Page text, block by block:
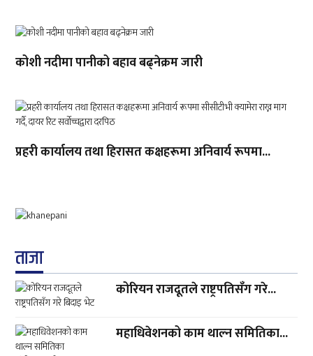
कोशी नदीमा पानीको बहाव बढ्नेक्रम जारी
प्रहरी कार्यालय तथा हिरासत कक्षहरूमा अनिवार्य रूपमा...
ताजा
कोरियन राजदूतले राष्ट्रपतिसँग गरे...
महाधिवेशनको काम थाल्न समितिका...